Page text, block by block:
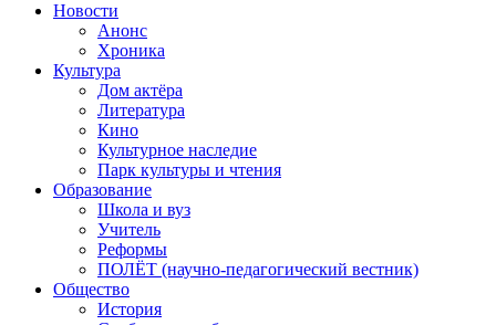
Новости
Анонс
Хроника
Культура
Дом актёра
Литература
Кино
Культурное наследие
Парк культуры и чтения
Образование
Школа и вуз
Учитель
Реформы
ПОЛЁТ (научно-педагогический вестник)
Общество
История